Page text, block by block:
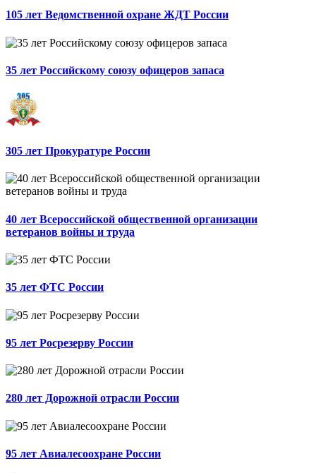
105 лет Ведомственной охране ЖДТ России
35 лет Российскому союзу офицеров запаса
305 лет Прокуратуре России
40 лет Всероссийской общественной организации
ветеранов войны и труда
35 лет ФТС России
95 лет Росрезерву России
280 лет Дорожной отрасли России
95 лет Авиалесоохране России